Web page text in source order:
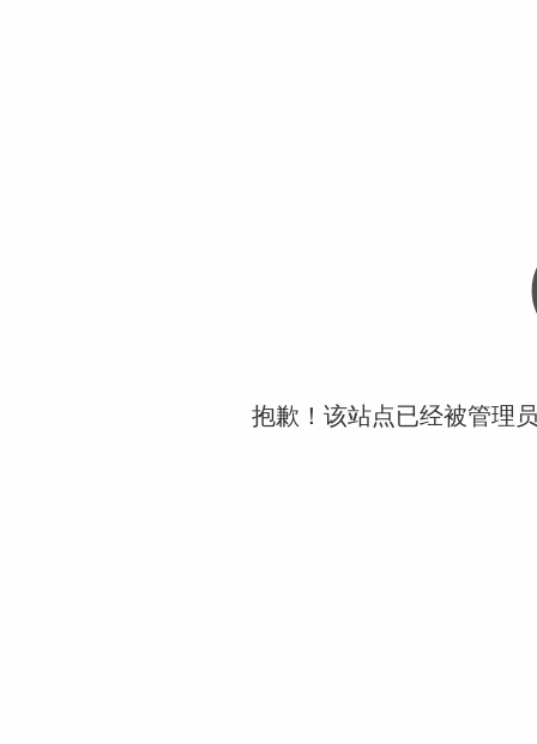
抱歉！该站点已经被管理